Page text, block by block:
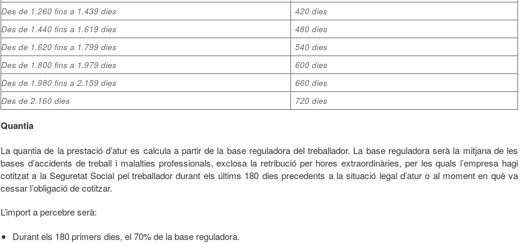
Des de 1.260 fins a 1.439 dies
420 dies
Des de 1.440 fins a 1.619 dies
480 dies
Des de 1.620 fins a 1.799 dies
540 dies
Des de 1.800 fins a 1.979 dies
600 dies
Des de 1.980 fins a 2.159 dies
660 dies
Des de 2.160 dies
720 dies
Quantia
La quantia de la prestació d’atur es calcula a partir de la base reguladora del treballador. La base reguladora serà la mitjana de les
bases d’accidents de treball i malalties professionals, exclosa la retribució per hores extraordinàries, per les quals l’empresa hagi
cotitzat a la Seguretat Social pel treballador durant els últims 180 dies precedents a la situació legal d’atur o al moment en què va
cessar l’obligació de cotitzar.
L’import a percebre serà:
Durant els 180 primers dies, el 70% de la base reguladora.